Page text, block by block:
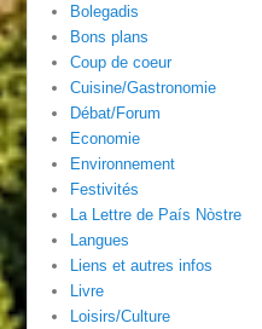
Bolegadis
Bons plans
Coup de coeur
Cuisine/Gastronomie
Débat/Forum
Economie
Environnement
Festivités
La Lettre de País Nòstre
Langues
Liens et autres infos
Livre
Loisirs/Culture